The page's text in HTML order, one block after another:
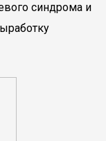
синдрома и